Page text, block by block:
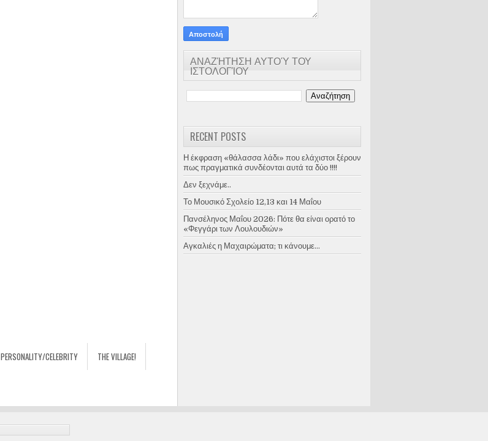
PERSONALITY/CELEBRITY THE VILLAGE!
ΑΝΑΖΉΤΗΣΗ ΑΥΤΟΎ ΤΟΥ
ΙΣΤΟΛΟΓΊΟΥ
RECENT POSTS
Η έκφραση «θάλασσα λάδι» που ελάχιστοι ξέρουν
πως πραγματικά συνδέονται αυτά τα δύο !!!!
Δεν ξεχνάμε..
Το Μουσικό Σχολείο 12,13 και 14 Μαΐου
Πανσέληνος Μαΐου 2026: Πότε θα είναι ορατό το
«Φεγγάρι των Λουλουδιών»
Αγκαλιές η Μαχαιρώματα; τι κάνουμε...